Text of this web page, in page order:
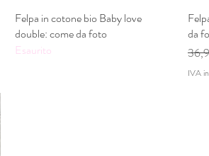
Vista rapida
Felpa in cotone bio Baby love
double: come da foto
Esaurito
da
IVA